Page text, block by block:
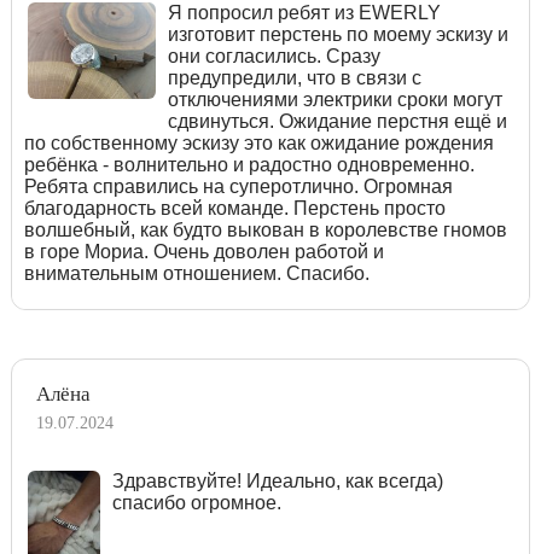
Я попросил ребят из EWERLY
изготовит перстень по моему эскизу и
они согласились. Сразу
предупредили, что в связи с
отключениями электрики сроки могут
сдвинуться. Ожидание перстня ещё и
по собственному эскизу это как ожидание рождения
ребёнка - волнительно и радостно одновременно.
Ребята справились на суперотлично. Огромная
благодарность всей команде. Перстень просто
волшебный, как будто выкован в королевстве гномов
в горе Мориа. Очень доволен работой и
внимательным отношением. Спасибо.
Алёна
19.07.2024
Здравствуйте! Идеально, как всегда)
спасибо огромное.